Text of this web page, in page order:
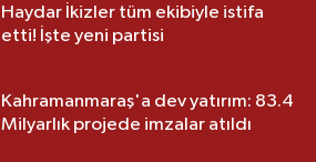
Haydar İkizler tüm ekibiyle istifa
etti! İşte yeni partisi
Kahramanmaraş'a dev yatırım: 83.4
Milyarlık projede imzalar atıldı